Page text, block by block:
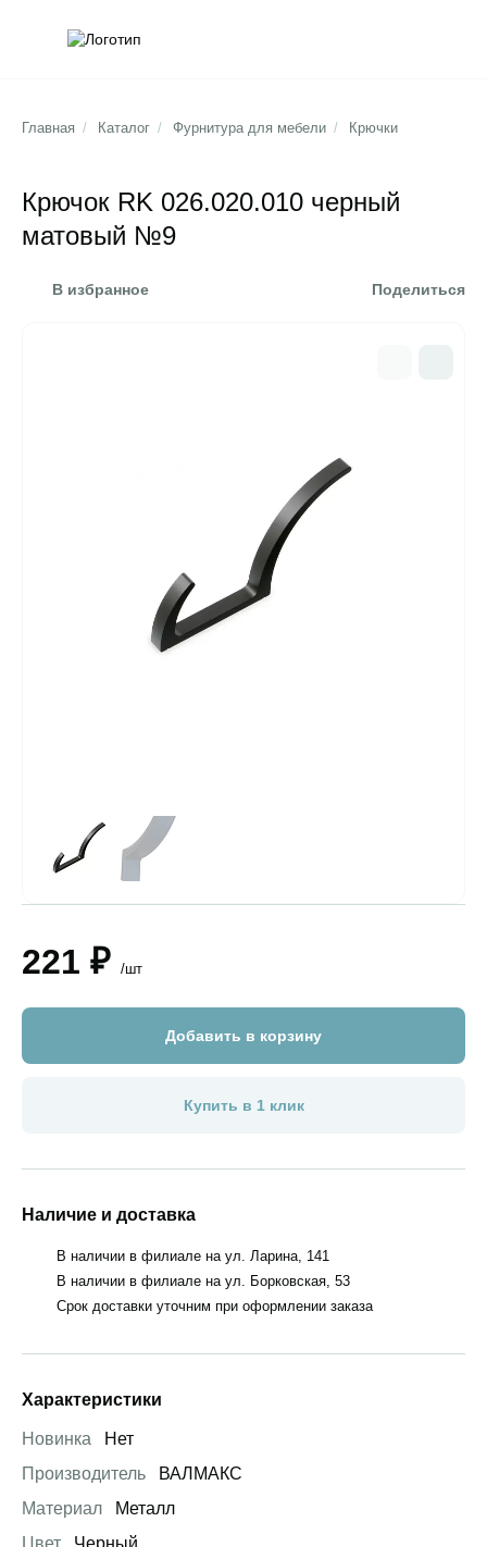
Главная / Каталог / Фурнитура для мебели / Крючки
Крючок RK 026.020.010 черный
матовый №9
В избранное Поделиться
221 ₽ /шт
Добавить в корзину
Купить в 1 клик
Наличие и доставка
В наличии в филиале на ул. Ларина, 141
В наличии в филиале на ул. Борковская, 53
Срок доставки уточним при оформлении заказа
Характеристики
Новинка
Нет
Производитель
ВАЛМАКС
Материал
Металл
Цвет
Черный